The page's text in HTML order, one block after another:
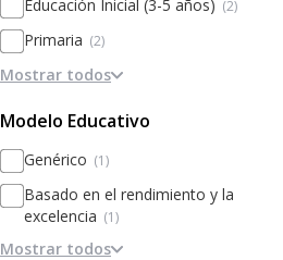
Educación Inicial (3-5 años) (2)
Primaria (2)
Secundaria (2)
Bachillerato / Preparatoria
Mostrar todos
Modelo Educativo
Genérico (1)
Basado en el rendimiento y la
excelencia (1)
Modelos alternativos (Waldorf,
Mostrar todos